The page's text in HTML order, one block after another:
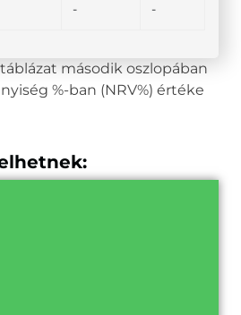
- -
második oszlopában
%-ban (NRV%) értéke